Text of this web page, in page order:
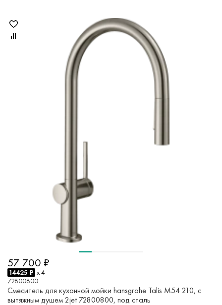
57 700 ₽
14425 ₽ x 4
72800800
Смеситель для кухонной мойки hansgrohe Talis M54 210, с
вытяжным душем 2jet 72800800, под сталь